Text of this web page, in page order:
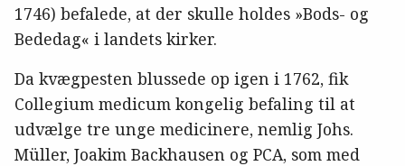
1746) befalede, at der skulle holdes »Bods- og
Bededag« i landets kirker.
Da kvægpesten blussede op igen i 1762, fik
Collegium medicum kongelig befaling til at
udvælge tre unge medicinere, nemlig Johs.
Müller, Joakim Backhausen og PCA, som med